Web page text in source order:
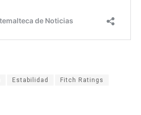
Estabilidad Fitch Ratings